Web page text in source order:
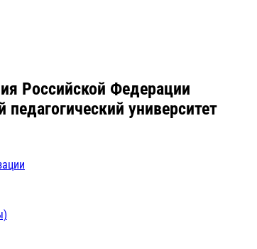
Российской Федерации
университет